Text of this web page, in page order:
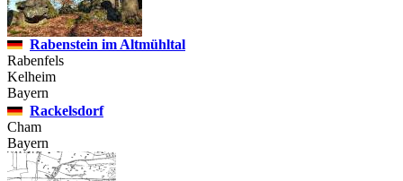
Rabenstein im Altmühltal
Rabenfels
Kelheim
Bayern
Rackelsdorf
Cham
Bayern